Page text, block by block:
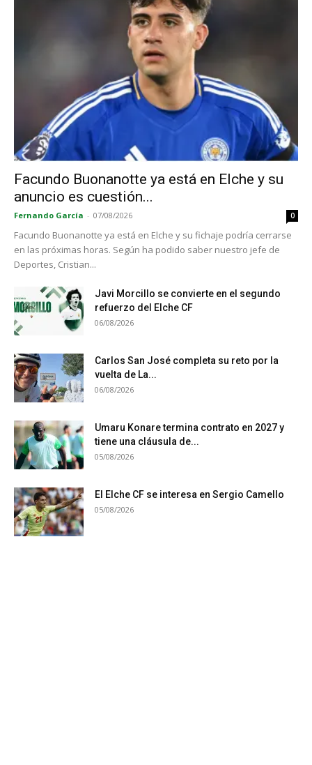
Facundo Buonanotte ya está en Elche y su
anuncio es cuestión...
Fernando García - 07/08/2026 0
Facundo Buonanotte ya está en Elche y su fichaje podría cerrarse
en las próximas horas. Según ha podido saber nuestro jefe de
Deportes, Cristian...
Javi Morcillo se convierte en el segundo
refuerzo del Elche CF
06/08/2026
Carlos San José completa su reto por la
vuelta de La...
06/08/2026
Umaru Konare termina contrato en 2027 y
tiene una cláusula de...
05/08/2026
El Elche CF se interesa en Sergio Camello
05/08/2026